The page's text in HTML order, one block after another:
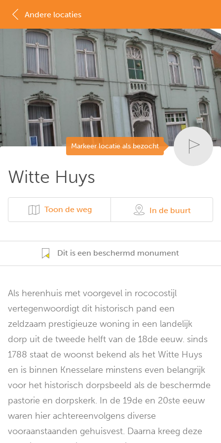
Markeer locatie als bezocht
Witte Huys
Toon de weg In de buurt
Dit is een beschermd monument
Als herenhuis met voorgevel in rococostijl
vertegenwoordigt dit historisch pand een
zeldzaam prestigieuze woning in een landelijk
dorp uit de tweede helft van de 18de eeuw. sinds
1788 staat de woonst bekend als het Witte Huys
en is binnen Knesselare minstens even belangrijk
voor het historisch dorpsbeeld als de beschermde
pastorie en dorpskerk. In de 19de en 20ste eeuw
waren hier achtereenvolgens diverse
vooraanstaanden gehuisvest. Daarna kreeg deze
Andere locaties
MAP LIJST